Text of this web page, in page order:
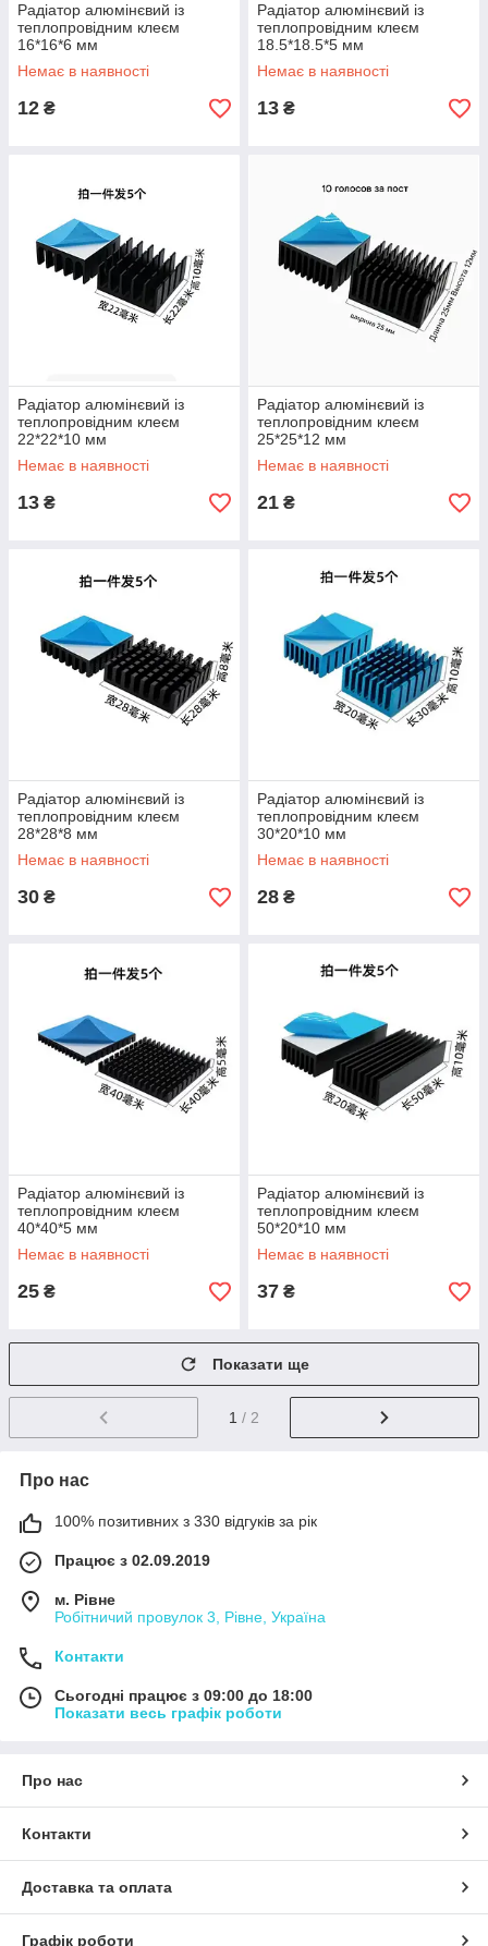
Радіатор алюмінєвий із
теплопровідним клеєм
16*16*6 мм
Немає в наявності
12 ₴
Радіатор алюмінєвий із
теплопровідним клеєм
18.5*18.5*5 мм
Немає в наявності
13 ₴
Радіатор алюмінєвий із
теплопровідним клеєм
22*22*10 мм
Немає в наявності
13 ₴
Радіатор алюмінєвий із
теплопровідним клеєм
25*25*12 мм
Немає в наявності
21 ₴
Радіатор алюмінєвий із
теплопровідним клеєм
28*28*8 мм
Немає в наявності
30 ₴
Радіатор алюмінєвий із
теплопровідним клеєм
30*20*10 мм
Немає в наявності
28 ₴
Радіатор алюмінєвий із
теплопровідним клеєм
40*40*5 мм
Немає в наявності
25 ₴
Радіатор алюмінєвий із
теплопровідним клеєм
50*20*10 мм
Немає в наявності
37 ₴
Показати ще
1 / 2
Про нас
100% позитивних з 330 відгуків за рік
Працює з 02.09.2019
м. Рівне
Робітничий провулок 3, Рівне, Україна
Контакти
Сьогодні працює з 09:00 до 18:00
Показати весь графік роботи
Про нас
Контакти
Доставка та оплата
Графік роботи